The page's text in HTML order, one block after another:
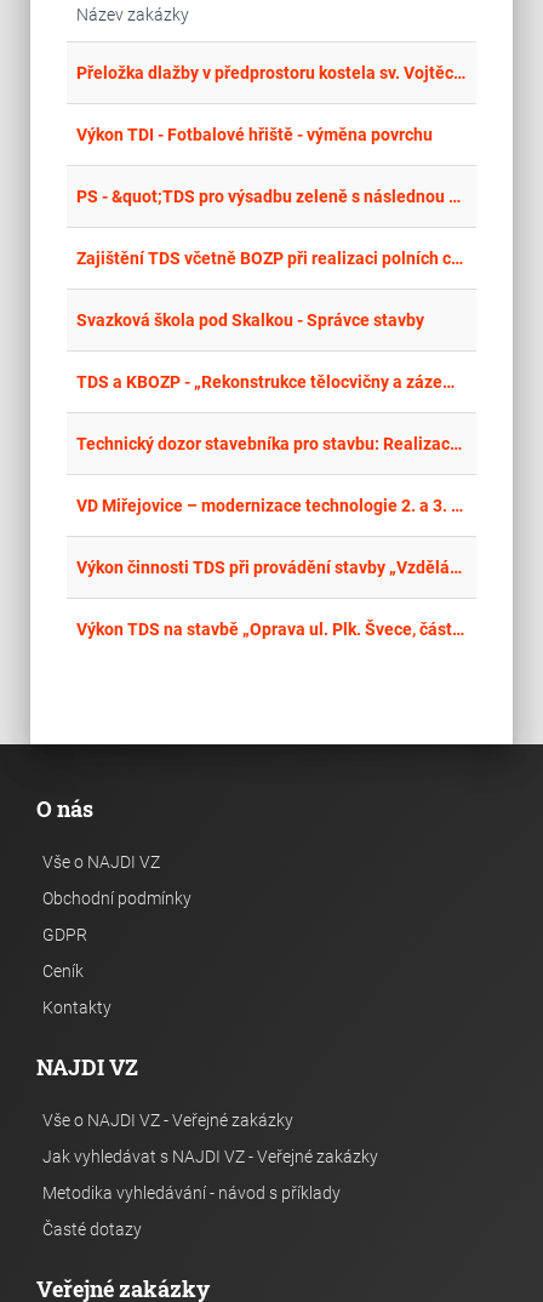
Název zakázky
Přeložka dlažby v předprostoru kostela sv. Vojtěcha – inženýrská činnost TDS II.
Výkon TDI - Fotbalové hřiště - výměna povrchu
PS - &quot;TDS pro výsadbu zeleně s následnou péčí v k.ú. Fleky/2&quot;
Zajištění TDS včetně BOZP při realizaci polních cest v k. ú. Chotýšany
Svazková škola pod Skalkou - Správce stavby
TDS a KBOZP - „Rekonstrukce tělocvičny a zázemí v ZŠ U Lesa
Technický dozor stavebníka pro stavbu: Realizace PSZ Horní Újezd – I. etapa
VD Miřejovice – modernizace technologie 2. a 3. jezového pole – doplnění týmu Správce stavby-odborník na technologickou část
Výkon činnosti TDS při provádění stavby „Vzdělávací centrum Podmitrov - renovace budovy a areálu“ a „Vzdělávací centrum Podmitrov - renovace budovy a areálu – zdroj tepla a chladu
Výkon TDS na stavbě „Oprava ul. Plk. Švece, části ul. Mánesova
O nás
Vše o NAJDI VZ
Obchodní podmínky
GDPR
Ceník
Kontakty
NAJDI VZ
Vše o NAJDI VZ - Veřejné zakázky
Jak vyhledávat s NAJDI VZ - Veřejné zakázky
Metodika vyhledávání - návod s příklady
Časté dotazy
Veřejné zakázky